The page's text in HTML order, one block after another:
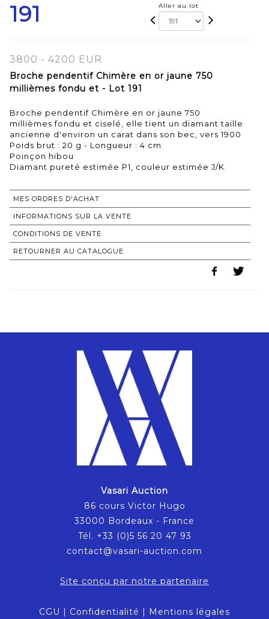
191 Aller au lot
3800 - 4200 EUR
Broche pendentif Chimère en or jaune 750
millièmes fondu et - Lot 191
Broche pendentif Chimère en or jaune 750
millièmes fondu et ciselé, elle tient un diamant taille
ancienne d'environ un carat dans son bec, vers 1900
Poids brut : 20 g - Longueur : 4 cm
Poinçon hibou
MES ORDRES D'ACHAT
INFORMATIONS SUR LA VENTE
CONDITIONS DE VENTE
RETOURNER AU CATALOGUE
Vasari Auction
86 cours Victor Hugo
33000 Bordeaux - France
Tél. +33 (0)5 56 20 47 93
contact@vasari-auction.com
Site conçu par notre partenaire
CGU | Confidentialité | Mentions légales